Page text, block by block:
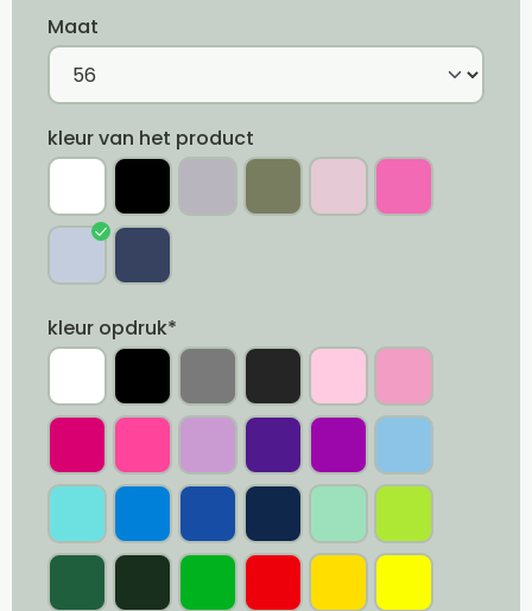
Maat
kleur van het product
kleur opdruk*